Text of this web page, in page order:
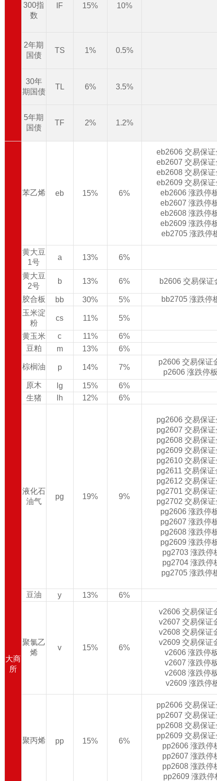
300指
数
IF 15% 10%
2年期
国债
TS 1% 0.5%
30年
期国债
TL 6% 3.5%
5年期
国债
TF 2% 1.2%
大商
所
苯乙烯 eb 15% 6%
eb2606 交易保
eb2607 交易保
eb2608 交易保
eb2609 交易保
eb2606 涨跌停
eb2607 涨跌停
eb2608 涨跌停
eb2609 涨跌停
eb2705 涨跌停
黄大豆
1号
a 13% 6%
黄大豆
2号
b 13% 6% b2606 交易保证
胶合板 bb 30% 5%
bb2705 涨跌停
玉米淀
粉
cs 11% 5%
黄玉米 c 11%
6%
豆粕
m 13% 6%
棕榈油 p 14% 7%
p2606 交易保证
p2606 涨跌停
原木
lg 15%
6%
生猪
lh 12% 6%
液化石
油气
pg 19% 9%
pg2606 交易保
pg2607 交易保
pg2608 交易保
pg2609 交易保
pg2610 交易保
pg2611 交易保
pg2612 交易保
pg2701 交易保
pg2702 交易保
pg2606 涨跌停
pg2607 涨跌停
pg2608 涨跌停
pg2609 涨跌停
pg2703 涨跌
pg2704 涨跌
pg2705 涨跌停
豆油 y 13% 6%
聚氯乙
烯
v 15% 6%
v2606 交易保证
v2607 交易保证
v2608 交易保证
v2609 交易保证
v2606 涨跌停
v2607 涨跌停
v2608 涨跌停
v2609 涨跌停
聚丙烯 pp 15% 6%
pp2606 交易保
pp2607 交易保
pp2608 交易保
pp2609 交易保
pp2606 涨跌
pp2607 涨跌
pp2608 涨跌
pp2609 涨跌停